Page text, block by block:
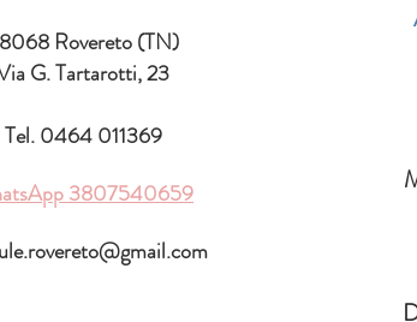
Rovereto (TN)
G. Tartarotti, 23
Tel. 0464 011369
3807540659